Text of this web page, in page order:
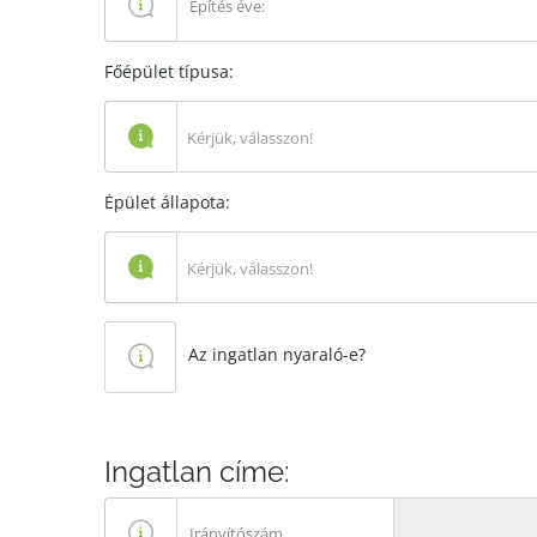
Főépület típusa:
Kérjük, válasszon!
Épület állapota:
Kérjük, válasszon!
Az ingatlan nyaraló-e?
Ingatlan címe: